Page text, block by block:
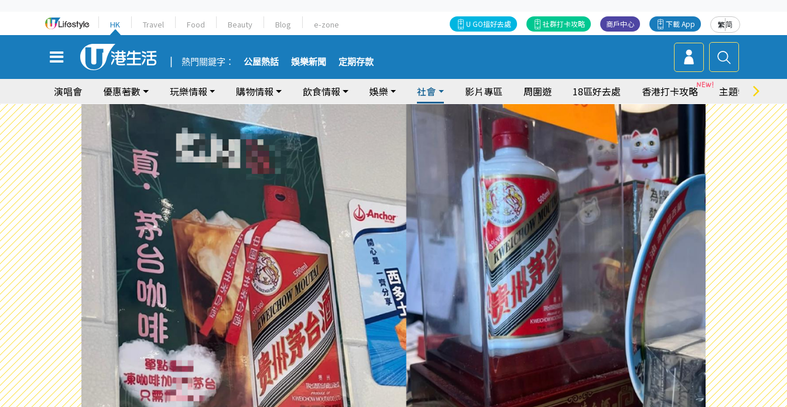
HK Travel Food Beauty Blog e-zone 繁简
下載 App
商戶中心
社群打卡攻略
U GO搵好去處
熱門關鍵字： 公屋熱話 娛樂新聞 定期存款
演唱會 優惠著數 玩樂情報 購物情報 飲食情報 娛樂 社會 影片專區 周圍遊 18區好去處 香港打卡攻略 主題特集